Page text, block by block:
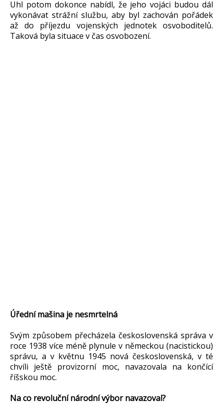
Uhl potom dokonce nabídl, že jeho vojáci budou dál
vykonávat strážní službu, aby byl zachován pořádek
až do příjezdu vojenských jednotek osvoboditelů.
Taková byla situace v čas osvobození.
Úřední mašina je nesmrtelná
Svým způsobem přecházela československá správa v
roce 1938 více méně plynule v německou (nacistickou)
správu, a v květnu 1945 nová československá, v té
chvíli ještě provizorní moc, navazovala na končící
říšskou moc.
Na co revoluční národní výbor navazoval?